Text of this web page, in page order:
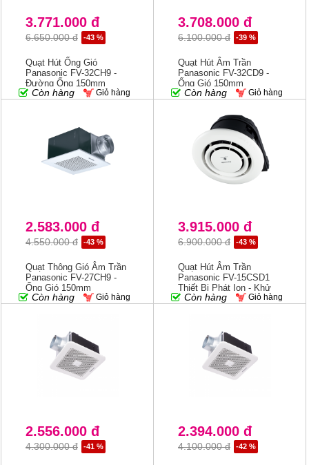
3.771.000 đ
6.650.000 đ -43 %
Quạt Hút Ống Gió
Panasonic FV-32CH9 -
Đường Ống 150mm
Còn hàng Giỏ hàng
3.708.000 đ
6.100.000 đ -39 %
Quạt Hút Âm Trần
Panasonic FV-32CD9 -
Ống Gió 150mm
Còn hàng Giỏ hàng
2.583.000 đ
4.550.000 đ -43 %
Quạt Thông Gió Âm Trần
Panasonic FV-27CH9 -
Ống Gió 150mm
Còn hàng Giỏ hàng
3.915.000 đ
6.900.000 đ -43 %
Quạt Hút Âm Trần
Panasonic FV-15CSD1
Thiết Bị Phát Ion - Khử
Mùi Nhanh, Ức Chế Vi
Còn hàng Giỏ hàng
2.556.000 đ
4.300.000 đ -41 %
2.394.000 đ
4.100.000 đ -42 %